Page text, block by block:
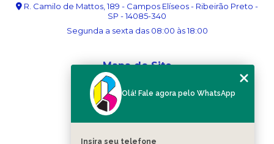
R. Camilo de Mattos, 189 - Campos Elíseos - Ribeirão Preto -
SP - 14085-340
Segunda a sexta das 08:00 às 18:00
Mapa do Site
Sobre nós
Blog
Olá! Fale agora pelo WhatsApp
Insira seu telefone